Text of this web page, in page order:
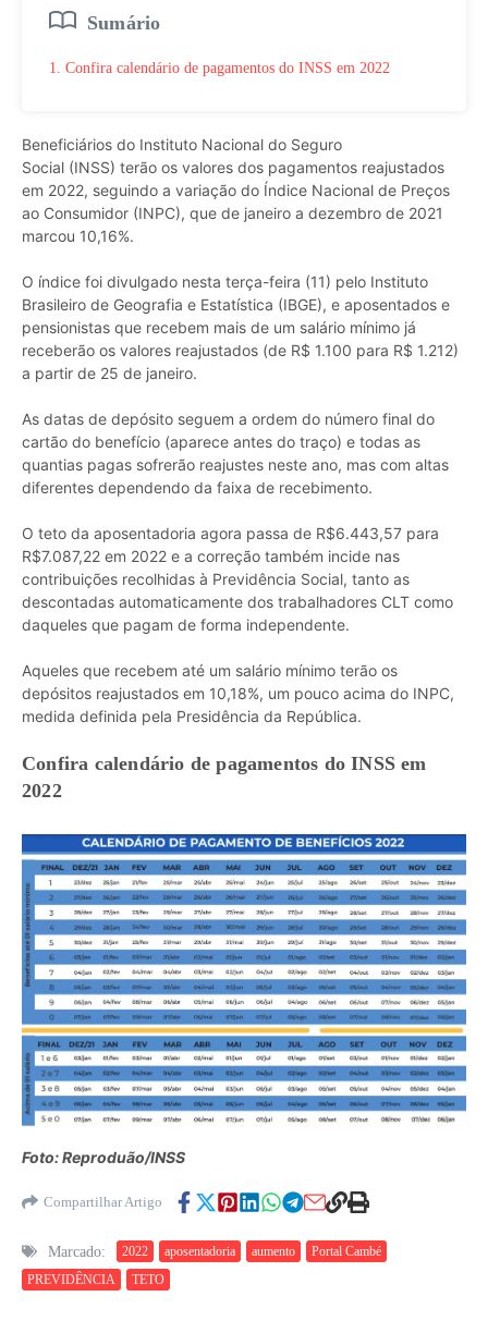
Sumário
1. Confira calendário de pagamentos do INSS em 2022
Beneficiários do Instituto Nacional do Seguro
Social (INSS) terão os valores dos pagamentos reajustados
em 2022, seguindo a variação do Índice Nacional de Preços
ao Consumidor (INPC), que de janeiro a dezembro de 2021
marcou 10,16%.
O índice foi divulgado nesta terça-feira (11) pelo Instituto
Brasileiro de Geografia e Estatística (IBGE), e aposentados e
pensionistas que recebem mais de um salário mínimo já
receberão os valores reajustados (de R$ 1.100 para R$ 1.212)
a partir de 25 de janeiro.
As datas de depósito seguem a ordem do número final do
cartão do benefício (aparece antes do traço) e todas as
quantias pagas sofrerão reajustes neste ano, mas com altas
diferentes dependendo da faixa de recebimento.
O teto da aposentadoria agora passa de R$6.443,57 para
R$7.087,22 em 2022 e a correção também incide nas
contribuições recolhidas à Previdência Social, tanto as
descontadas automaticamente dos trabalhadores CLT como
daqueles que pagam de forma independente.
Aqueles que recebem até um salário mínimo terão os
depósitos reajustados em 10,18%, um pouco acima do INPC,
medida definida pela Presidência da República.
Confira calendário de pagamentos do INSS em
2022
Foto: Reproduão/INSS
Compartilhar Artigo
Marcado: 2022 aposentadoria aumento
Portal Cambé
PREVIDÊNCIA
TETO